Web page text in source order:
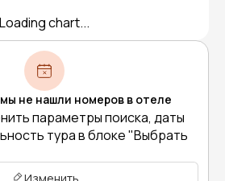
Loading chart...
не нашли номеров в отеле
параметры поиска, даты
тура в блоке "Выбрать